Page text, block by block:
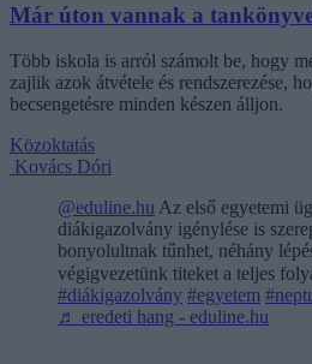
Már úton vannak a
Több iskola is arról számolt be, hogy
zajlik azok átvétele és rendszerezése,
becsengetésre minden készen álljon.
Közoktatás
Kovács Dóri
@eduline.hu Az első egyetemi
diákigazolvány igénylése is
bonyolultnak tűnhet, néhány
végigvezetünk titeket a teljes
#diákigazolvány #egyetem
♬ eredeti hang - eduline.hu